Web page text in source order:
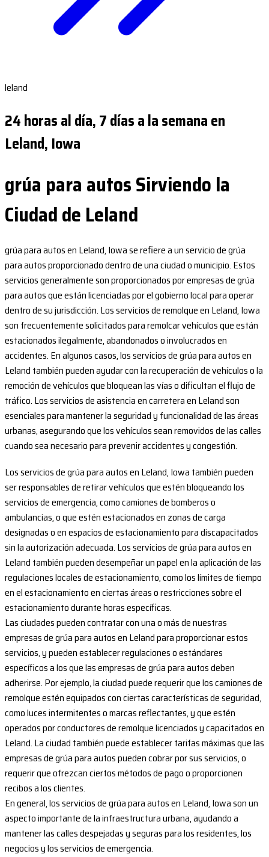
leland
24 horas al día, 7 días a la semana en
Leland, Iowa
grúa para autos Sirviendo la
Ciudad de Leland
grúa para autos en Leland, Iowa se refiere a un servicio de grúa
para autos proporcionado dentro de una ciudad o municipio. Estos
servicios generalmente son proporcionados por empresas de grúa
para autos que están licenciadas por el gobierno local para operar
dentro de su jurisdicción. Los servicios de remolque en Leland, Iowa
son frecuentemente solicitados para remolcar vehículos que están
estacionados ilegalmente, abandonados o involucrados en
accidentes. En algunos casos, los servicios de grúa para autos en
Leland también pueden ayudar con la recuperación de vehículos o la
remoción de vehículos que bloquean las vías o dificultan el flujo de
tráfico. Los servicios de asistencia en carretera en Leland son
esenciales para mantener la seguridad y funcionalidad de las áreas
urbanas, asegurando que los vehículos sean removidos de las calles
cuando sea necesario para prevenir accidentes y congestión.
Los servicios de grúa para autos en Leland, Iowa también pueden
ser responsables de retirar vehículos que estén bloqueando los
servicios de emergencia, como camiones de bomberos o
ambulancias, o que estén estacionados en zonas de carga
designadas o en espacios de estacionamiento para discapacitados
sin la autorización adecuada. Los servicios de grúa para autos en
Leland también pueden desempeñar un papel en la aplicación de las
regulaciones locales de estacionamiento, como los límites de tiempo
en el estacionamiento en ciertas áreas o restricciones sobre el
estacionamiento durante horas específicas.
Las ciudades pueden contratar con una o más de nuestras
empresas de grúa para autos en Leland para proporcionar estos
servicios, y pueden establecer regulaciones o estándares
específicos a los que las empresas de grúa para autos deben
adherirse. Por ejemplo, la ciudad puede requerir que los camiones de
remolque estén equipados con ciertas características de seguridad,
como luces intermitentes o marcas reflectantes, y que estén
operados por conductores de remolque licenciados y capacitados en
Leland. La ciudad también puede establecer tarifas máximas que las
empresas de grúa para autos pueden cobrar por sus servicios, o
requerir que ofrezcan ciertos métodos de pago o proporcionen
recibos a los clientes.
En general, los servicios de grúa para autos en Leland, Iowa son un
aspecto importante de la infraestructura urbana, ayudando a
mantener las calles despejadas y seguras para los residentes, los
negocios y los servicios de emergencia.